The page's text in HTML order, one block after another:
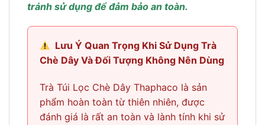
tránh sử dụng để đảm bảo an toàn.
Lưu Ý Quan Trọng Khi Sử Dụng Trà
Chè Dây Và Đối Tượng Không Nên Dùng
Trà Túi Lọc Chè Dây Thaphaco là sản
phẩm hoàn toàn từ thiên nhiên, được
đánh giá là rất an toàn và lành tính khi sử